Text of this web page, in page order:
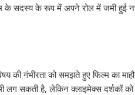
के सदस्य के रूप में अपने रोल में जमी
की गंभीरता को समझते हुए फिल्म का
लग सकती है, लेकिन क्लाइमेक्स दर्शकों को